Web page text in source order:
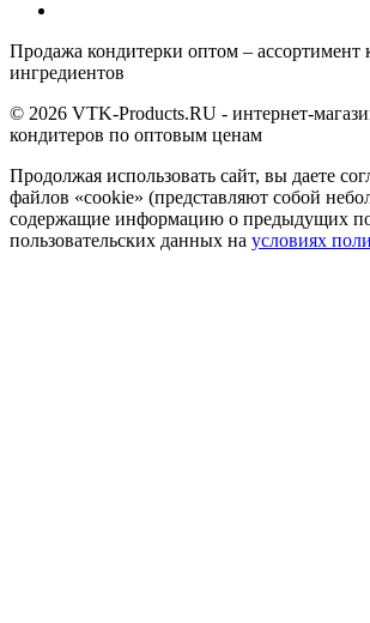
Продажа кондитерки оптом – ассортимент
ингредиентов
© 2026 VTK-Products.RU - интернет-
кондитеров по оптовым ценам
Продолжая использовать сайт, вы даете
файлов «cookie» (представляют собой
содержащие информацию о предыдущих
пользовательских данных на условиях